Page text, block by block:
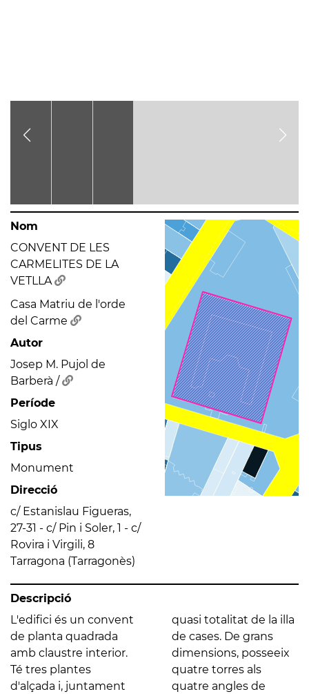
Nom
CONVENT DE LES
CARMELITES DE LA
VETLLA
Casa Matriu de l'orde
del Carme
Autor
Josep M. Pujol de
Barberà /
Període
Siglo XIX
Tipus
Monument
Direcció
c/ Estanislau Figueras,
27-31 - c/ Pin i Soler, 1 - c/
Rovira i Virgili, 8
Tarragona (Tarragonès)
Descripció
L'edifici és un convent
de planta quadrada
amb claustre interior.
Té tres plantes
d'alçada i, juntament
quasi totalitat de la illa
de cases. De grans
dimensions, posseeix
quatre torres als
quatre angles de